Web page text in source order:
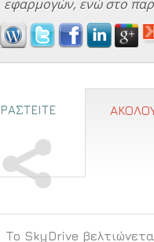
εφαρμογών, ενώ στο
Το SkyDrive